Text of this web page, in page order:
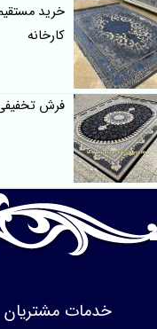
کارخانه
فرش تخفیفی
خدمات مشتریان